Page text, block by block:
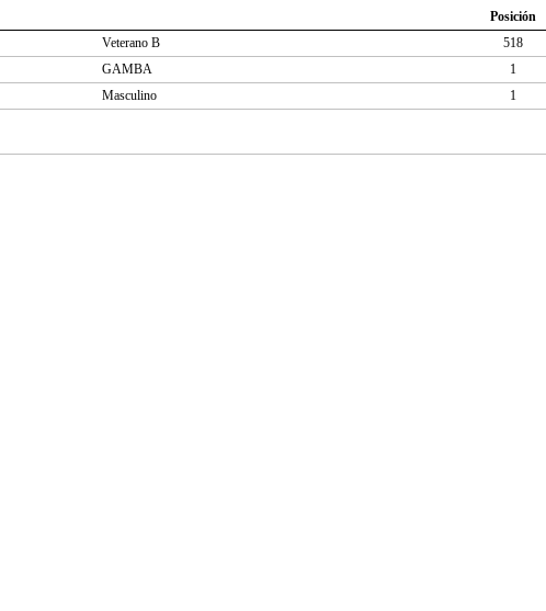
Posición
Veterano B 518
GAMBA 1
Masculino 1